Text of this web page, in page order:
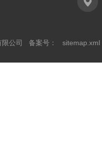
公司 备案号： sitemap.xml